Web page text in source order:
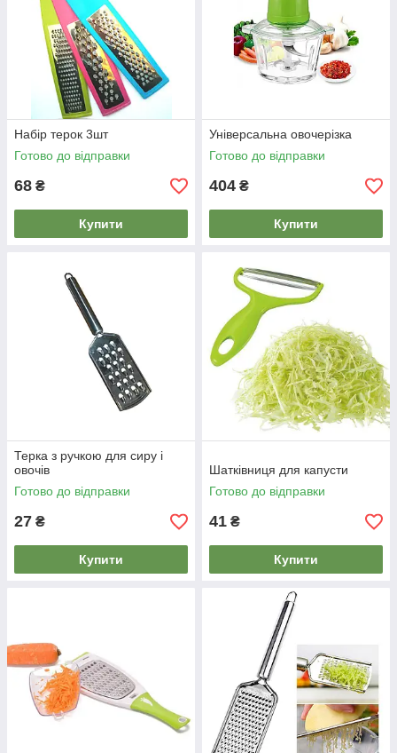
Набір терок 3шт
Готово до відправки
68 ₴
Купити
Універсальна овочерізка
Готово до відправки
404 ₴
Купити
Терка з ручкою для сиру і
овочів
Готово до відправки
27 ₴
Купити
Шатківниця для капусти
Готово до відправки
41 ₴
Купити